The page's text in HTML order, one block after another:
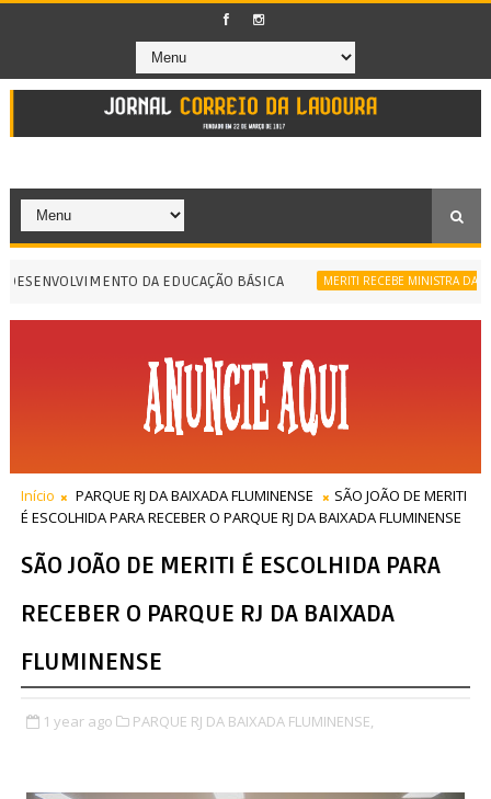
DA EDUCAÇÃO BÁSICA MERITI RECEBE MINISTRA DA
Início PARQUE RJ DA BAIXADA FLUMINENSE
SÃO JOÃO DE MERITI
É ESCOLHIDA PARA RECEBER O PARQUE RJ DA BAIXADA FLUMINENSE
SÃO JOÃO DE MERITI É ESCOLHIDA PARA
RECEBER O PARQUE RJ DA BAIXADA
FLUMINENSE
1 year ago PARQUE RJ DA BAIXADA FLUMINENSE,